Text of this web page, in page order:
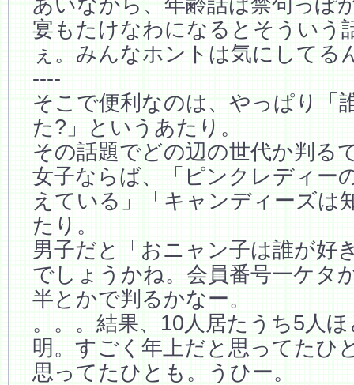
宴もたけなわになるとそういう
ぇ。みんなホントは気にしてる
----
そこで便利なのは、やっぱり「
た?」というあたり。
その話題でどの辺の世代か判る
女子ならば、「ピンクレディー
えている」「キャンディーズは
たり。
男子だと「おニャン子は誰が好
でしょうかね。会員番号一ケタ
半とかで判るかなー。
。。。結果、10人居たうち5人
明。すごく年上だと思ってたひ
思ってたひとも。うひー。